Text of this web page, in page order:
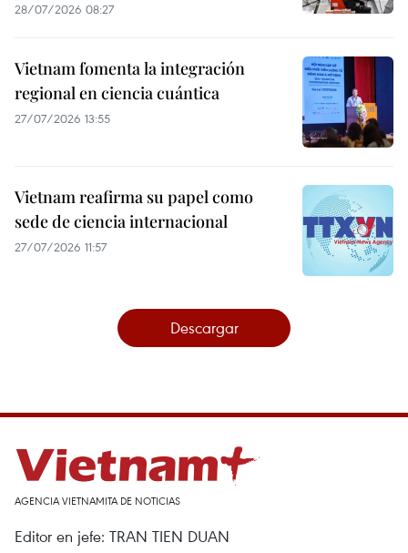
28/07/2026 08:27
Vietnam fomenta la integración
regional en ciencia cuántica
27/07/2026 13:55
Vietnam reafirma su papel como
sede de ciencia internacional
27/07/2026 11:57
Descargar
AGENCIA VIETNAMITA DE NOTICIAS
Editor en jefe: TRAN TIEN DUAN